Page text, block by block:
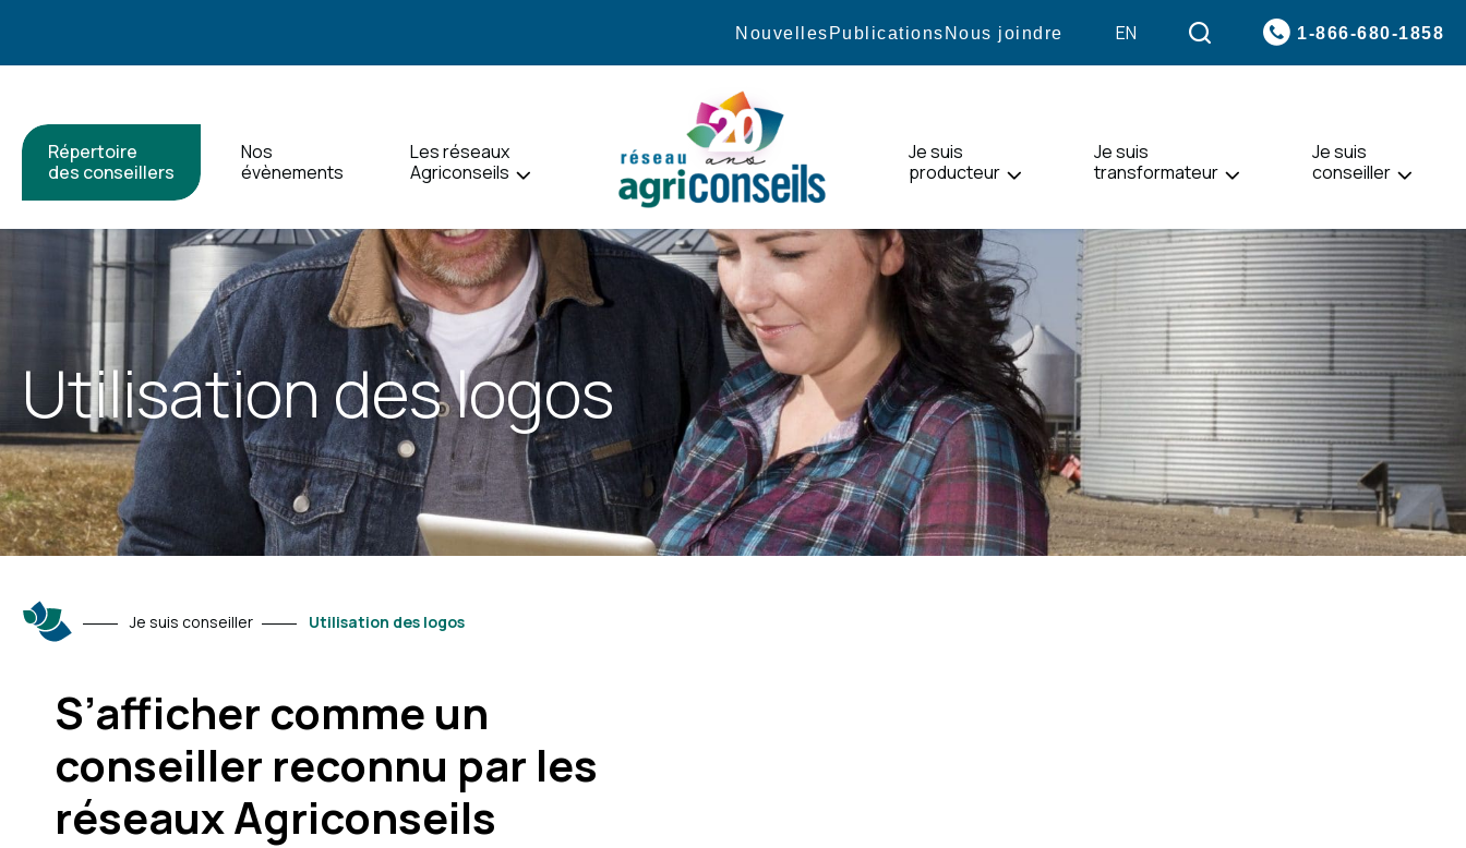
Répertoire
des conseillers
Nos
évènements
Les réseaux
Agriconseils
Accueil
Je suis
producteur
Je suis
transformateur
Je suis
conseiller
Nouvelles Publications Nous joindre ENVISITER
ENGLISH.
1-866-680-1858
Utilisation des logos
Je suis conseiller Utilisation des logos
S’afficher comme un
conseiller reconnu par les
réseaux Agriconseils